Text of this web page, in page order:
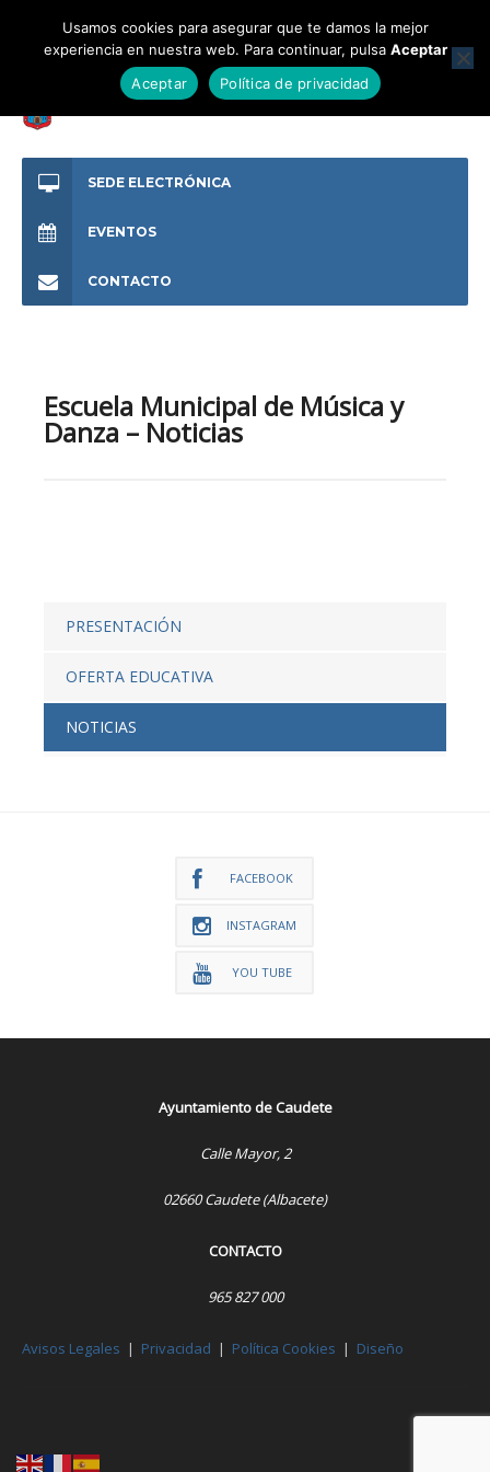
SEDE ELECTRÓNICA
EVENTOS
CONTACTO
Escuela Municipal de Música y
Danza – Noticias
PRESENTACIÓN
OFERTA EDUCATIVA
NOTICIAS
FACEBOOK
INSTAGRAM
YOU TUBE
Ayuntamiento de Caudete
Calle Mayor, 2
02660 Caudete (Albacete)
CONTACTO
965 827 000
Avisos Legales | Privacidad | Política Cookies | Diseño
Usamos cookies para asegurar que te damos la mejor
experiencia en nuestra web. Para continuar, pulsa Aceptar
Aceptar
Política de privacidad